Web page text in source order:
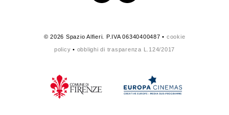
© 2026 Spazio Alfieri. P.IVA 06340400487 • cookie
policy • obblighi di trasparenza L.124/2017